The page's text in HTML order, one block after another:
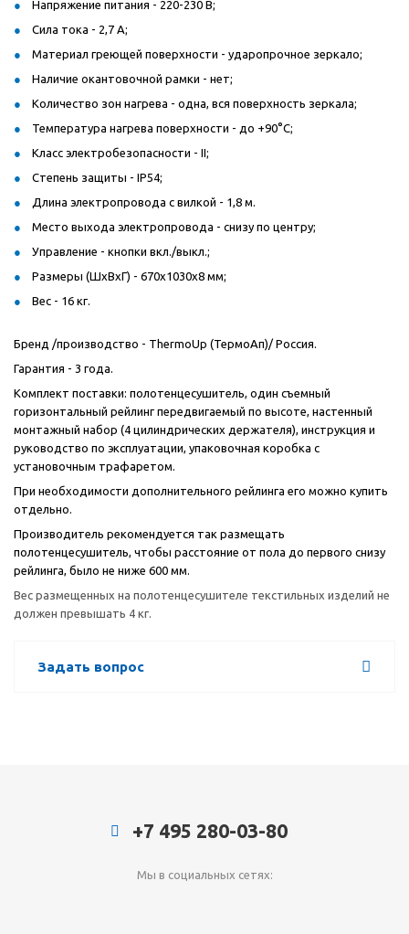
Напряжение питания - 220-230 В;
Сила тока - 2,7 А;
Материал греющей поверхности - ударопрочное зеркало;
Наличие окантовочной рамки - нет;
Количество зон нагрева - одна, вся поверхность зеркала;
Температура нагрева поверхности - до +90°С;
Класс электробезопасности - II;
Степень защиты - IP54;
Длина электропровода с вилкой - 1,8 м.
Место выхода электропровода - снизу по центру;
Управление - кнопки вкл./выкл.;
Размеры (ШxВxГ) - 670x1030x8 мм;
Вес - 16 кг.
Бренд /производство - ThermoUp (ТермоАп)/ Россия.
Гарантия - 3 года.
Комплект поставки: полотенцесушитель, один съемный
горизонтальный рейлинг передвигаемый по высоте, настенный
монтажный набор (4 цилиндрических держателя), инструкция и
руководство по эксплуатации, упаковочная коробка с
установочным трафаретом.
При необходимости дополнительного рейлинга его можно купить
отдельно.
Производитель рекомендуется так размещать
полотенцесушитель, чтобы расстояние от пола до первого снизу
рейлинга, было не ниже 600 мм.
Вес размещенных на полотенцесушителе текстильных изделий не
должен превышать 4 кг.
Задать вопрос
+7 495 280-03-80
Мы в социальных сетях: